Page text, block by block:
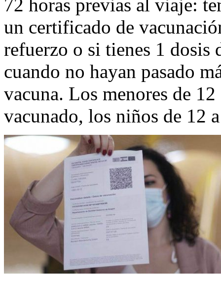
72 horas previas al viaje:
un certificado de
refuerzo o si tienes 1 dosis
cuando no hayan pasado
vacuna. Los menores de
vacunado, los niños de 12